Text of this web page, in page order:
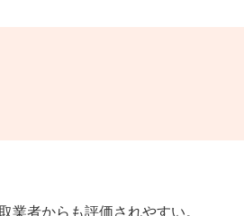
業者からも評価されやすい。